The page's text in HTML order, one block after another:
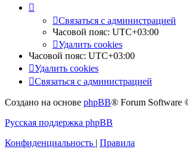
Связаться с администрацией
Часовой пояс: UTC+03:00
Удалить cookies
Часовой пояс: UTC+03:00
Удалить cookies
Связаться с администрацией
Создано на основе phpBB® Forum Software
Русская поддержка phpBB
Конфиденциальность | Правила